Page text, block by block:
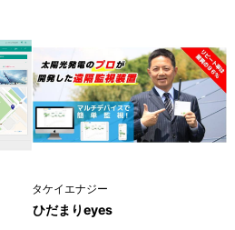
タケイエナジー
ひだまりeyes